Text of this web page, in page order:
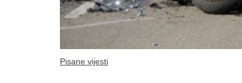
Pisane vijesti